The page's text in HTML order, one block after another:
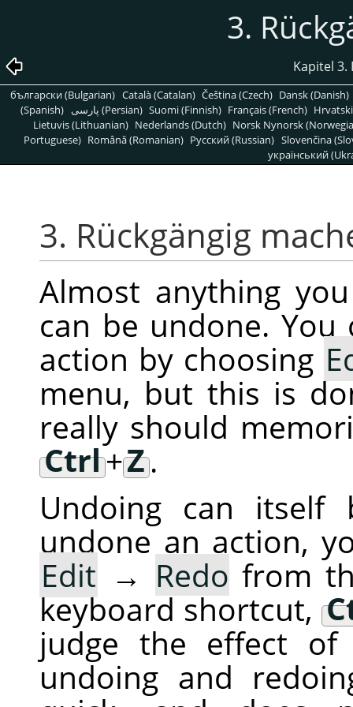
3.
Kapitel
български (Bulgarian) Català (Catalan) Čeština (Czech) Dansk (Danish)
(Spanish)
پارسی (Persian) Suomi (Finnish) Français (French)
Lietuvis (Lithuanian) Nederlands (Dutch) Norsk Nynorsk
Portuguese) Română (Romanian) Pусский (Russian) Slovenčina
український
3. Rückgängig
Almost anything
can be undone.
action by choosing
menu, but this is
really should
Ctrl+Z.
Undoing can itself
undone an action,
Edit → Redo from
keyboard shortcut,
judge the effect of
undoing and